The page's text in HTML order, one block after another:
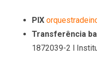
PIX
Transferência
1872039-2 l